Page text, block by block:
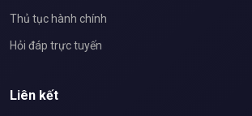
Thủ tục hành chính
Hỏi đáp trực tuyến
Liên kết